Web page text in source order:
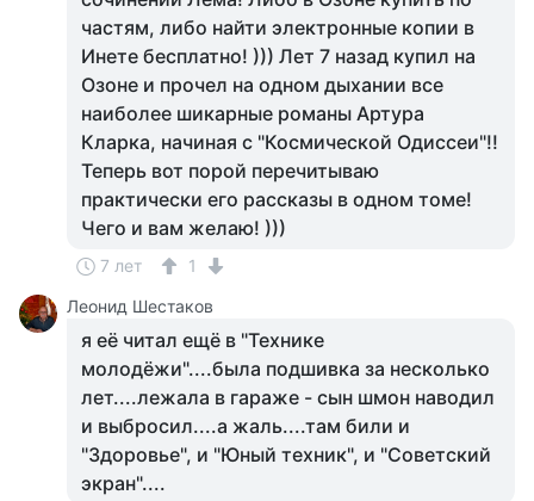
частям, либо найти электронные копии в
Инете бесплатно! ))) Лет 7 назад купил на
Озоне и прочел на одном дыхании все
наиболее шикарные романы Артура
Кларка, начиная с "Космической Одиссеи"!!
Теперь вот порой перечитываю
практически его рассказы в одном томе!
Чего и вам желаю! )))
7 лет
1
Леонид Шестаков
я её читал ещё в "Технике
молодёжи"....была подшивка за несколько
лет....лежала в гараже - сын шмон наводил
и выбросил....а жаль....там били и
"Здоровье", и "Юный техник", и "Советский
экран"....